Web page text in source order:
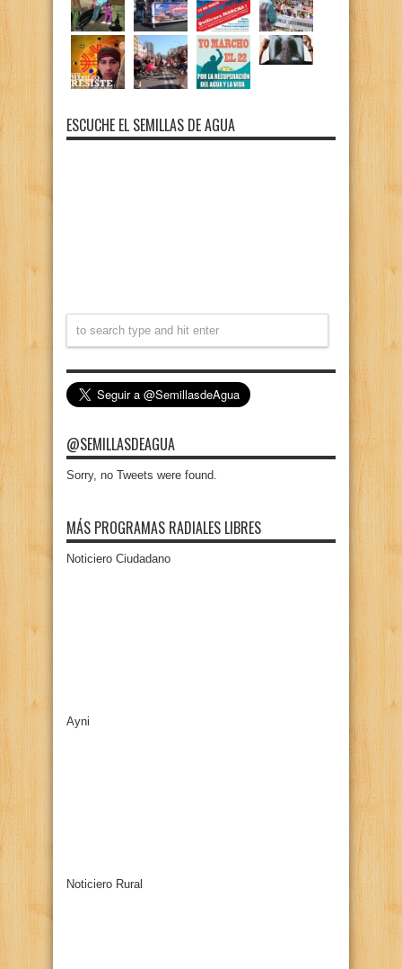
ESCUCHE EL SEMILLAS DE AGUA
@SEMILLASDEAGUA
Sorry, no Tweets were found.
MÁS PROGRAMAS RADIALES LIBRES
Noticiero Ciudadano
Ayni
Noticiero Rural